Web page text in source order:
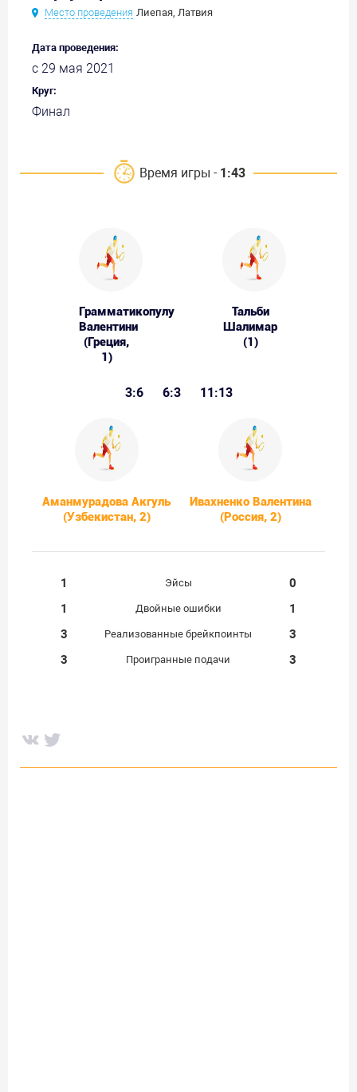
Место проведения Лиепая, Латвия
Дата проведения:
с 29 мая 2021
Круг:
Финал
Время игры - 1:43
Грамматикопулу
Валентини
(Греция,
1)
Тальби
Шалимар
(1)
3:6 6:3 11:13
Аманмурадова Акгуль
(Узбекистан, 2)
Ивахненко Валентина
(Россия, 2)
1 Эйсы
0
1
Двойные ошибки
1
3
Реализованные брейкпоинты
3
3
Проигранные подачи 3